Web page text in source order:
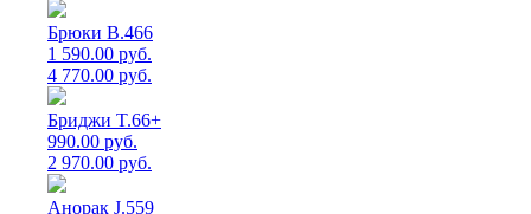
Брюки B.466
1 590.00 руб.
4 770.00 руб.
Бриджи T.66+
990.00 руб.
2 970.00 руб.
Анорак J.559